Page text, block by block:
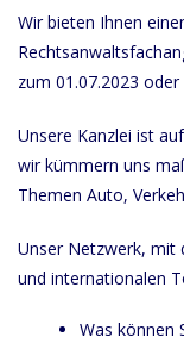
Wir bieten Ihnen
zum 01.07.2023
Unsere Kanzlei ist
wir kümmern uns
Themen Auto,
Unser Netzwerk, mit
und internationalen
Was können